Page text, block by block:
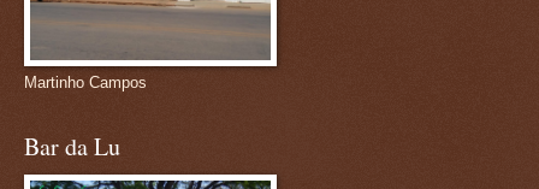
Martinho Campos
Bar da Lu